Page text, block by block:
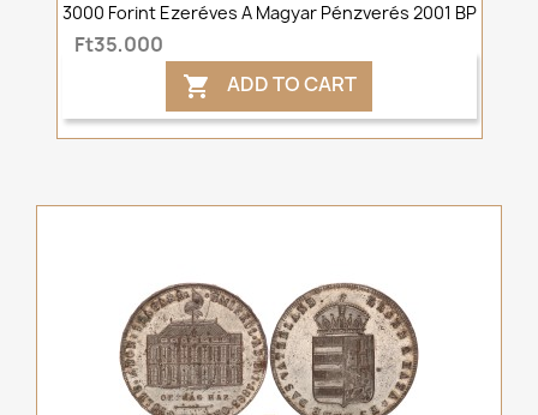
3000 Forint Ezeréves A Magyar Pénzverés 2001 BP
Ft35,000
 ADD TO CART